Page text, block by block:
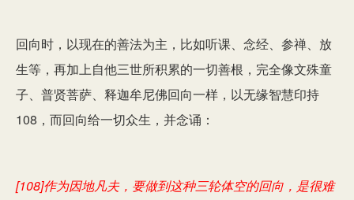
回向时，以现在的善法为主，比如听课、念经、参禅、放
生等，再加上自他三世所积累的一切善根，完全像文殊童
子、普贤菩萨、释迦牟尼佛回向一样， 以无缘智慧印持
108 ，而回向给一切众生，并念诵：
[108]作为因地凡夫，要做到这种三轮体空的回向，是很难